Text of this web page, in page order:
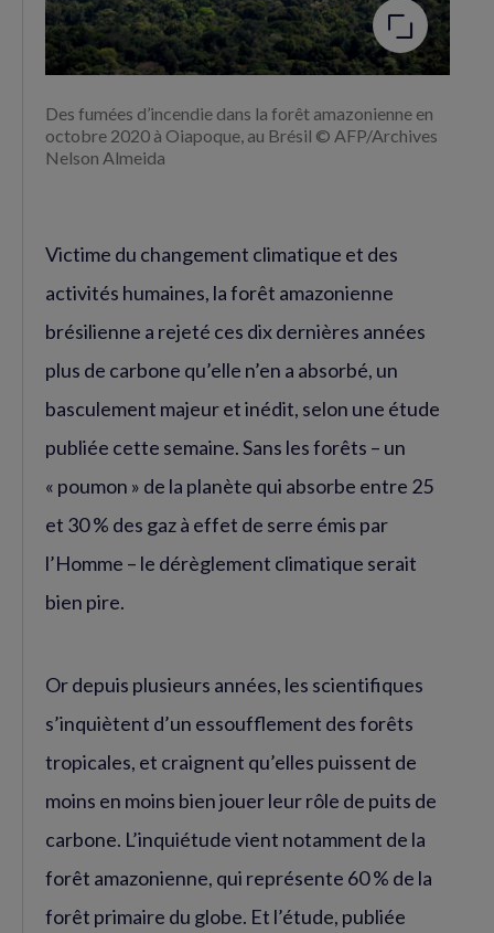
Des fumées d’incendie dans la forêt amazonienne en
octobre 2020 à Oiapoque, au Brésil © AFP/Archives
Nelson Almeida
Victime du changement climatique et des
activités humaines, la forêt amazonienne
brésilienne a rejeté ces dix dernières années
plus de carbone qu’elle n’en a absorbé, un
basculement majeur et inédit, selon une étude
publiée cette semaine. Sans les forêts – un
« poumon » de la planète qui absorbe entre 25
et 30 % des gaz à effet de serre émis par
l’Homme – le dérèglement climatique serait
bien pire.
Or depuis plusieurs années, les scientifiques
s’inquiètent d’un essoufflement des forêts
tropicales, et craignent qu’elles puissent de
moins en moins bien jouer leur rôle de puits de
carbone. L’inquiétude vient notamment de la
forêt amazonienne, qui représente 60 % de la
forêt primaire du globe. Et l’étude, publiée